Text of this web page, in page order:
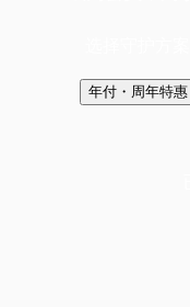
年付・周年特惠